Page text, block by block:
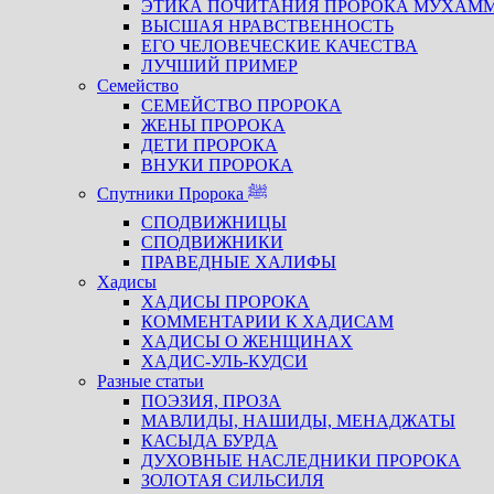
ЭТИКА ПОЧИТАНИЯ ПРОРОКА
ВЫСШАЯ НРАВСТВЕННОСТЬ
ЕГО ЧЕЛОВЕЧЕСКИЕ КАЧЕСТВА
ЛУЧШИЙ ПРИМЕР
Семейство
СЕМЕЙСТВО ПРОРОКА
ЖЕНЫ ПРОРОКА
ДЕТИ ПРОРОКА
ВНУКИ ПРОРОКА
Спутники Пророка ﷺ
СПОДВИЖНИЦЫ
СПОДВИЖНИКИ
ПРАВЕДНЫЕ ХАЛИФЫ
Хадисы
ХАДИСЫ ПРОРОКА
КОММЕНТАРИИ К ХАДИСАМ
ХАДИСЫ О ЖЕНЩИНАХ
ХАДИС-УЛЬ-КУДСИ
Разные статьи
ПОЭЗИЯ, ПРОЗА
МАВЛИДЫ, НАШИДЫ, МЕНАДЖАТЫ
КАСЫДА БУРДА
ДУХОВНЫЕ НАСЛЕДНИКИ ПРОРОКА
ЗОЛОТАЯ СИЛЬСИЛЯ